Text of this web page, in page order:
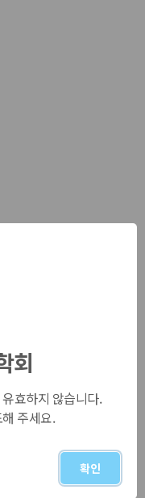
회
효하지 않습니다.
주세요.
확인